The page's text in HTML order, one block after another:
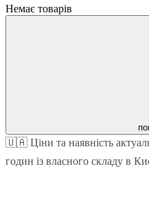
Немає товарів
🇺🇦 Ціни та наявність
годин із власного складу в